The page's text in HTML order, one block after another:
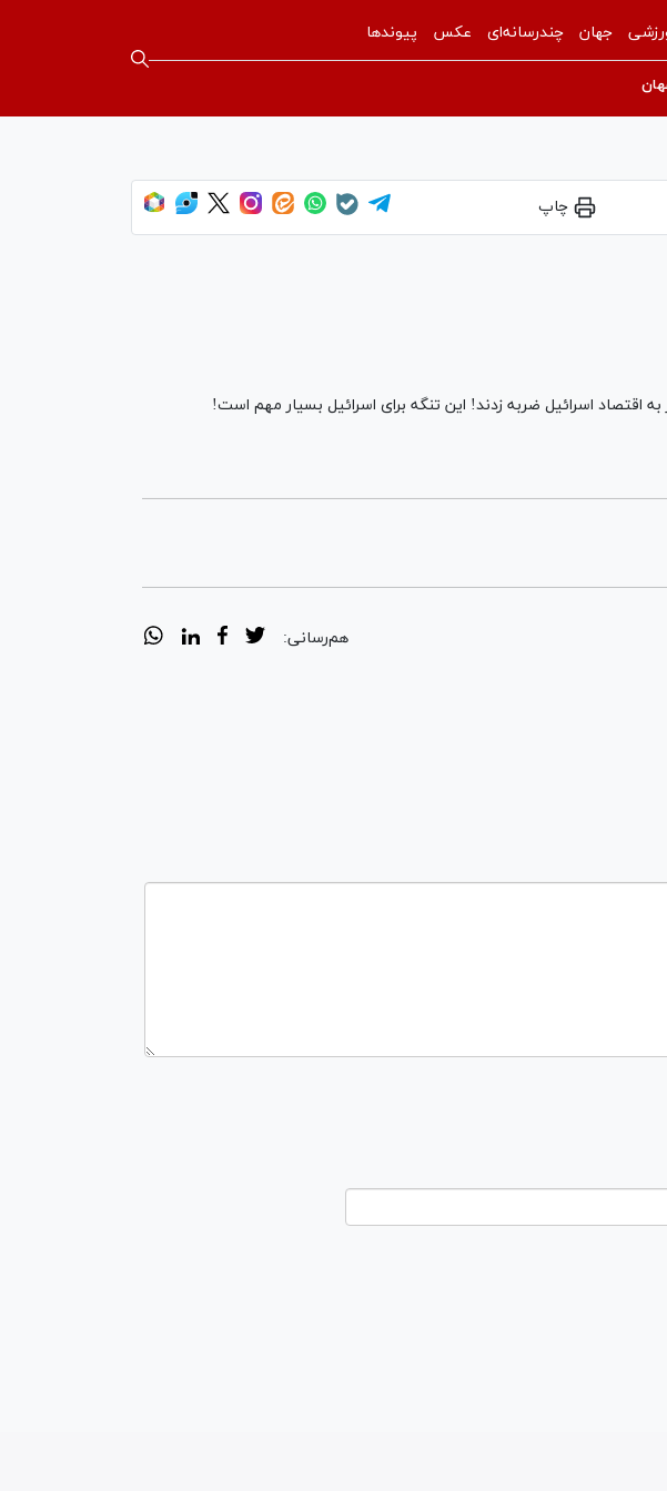
جهان چندرسانه‌ای عکس پیوندها
چاپ
اقتصاد اسرائیل ضربه زدند! این تنگه برای اسرائیل بسیار مهم است!
هم‌رسانی: